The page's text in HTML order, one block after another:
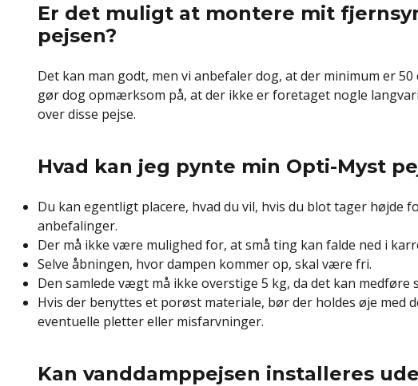
Er det muligt at montere mit
pejsen?
Det kan man godt, men vi anbefaler dog, at der minimum er 50
gør dog opmærksom på, at der ikke er foretaget nogle
over disse pejse.
Hvad kan jeg pynte min Opti-Myst
Du kan egentligt placere, hvad du vil, hvis du blot tager højde
anbefalinger.
Der må ikke være mulighed for, at små ting kan falde ned i
Selve åbningen, hvor dampen kommer op, skal være fri.
Den samlede vægt må ikke overstige 5 kg, da det kan medføre
Hvis der benyttes et porøst materiale, bør der holdes øje med
eventuelle pletter eller misfarvninger.
Kan vanddamppejsen installeres